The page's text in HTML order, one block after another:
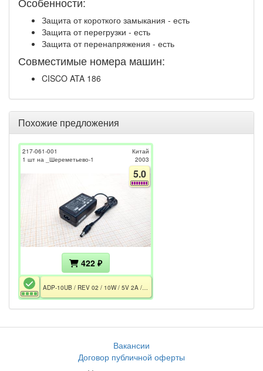
Защита от короткого замыкания - есть
Защита от перегрузки - есть
Защита от перенапряжения - есть
Совместимые номера машин:
CISCO ATA 186
Похожие предложения
217-061-001
1 шт на _Шереметьево-1
Китай
2003
5.0
422 ₽
ADP-10UB / REV 02 / 10W / 5V 2A / 5.5x2.5 / CE
Вакансии
Договор публичной оферты